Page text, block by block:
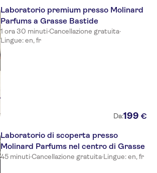
Laboratorio premium presso Molinard
Parfums a Grasse Bastide
1 ora 30 minuti·Cancellazione gratuita·
Lingue: en, fr
Da:199 €
Laboratorio di scoperta presso
Molinard Parfums nel centro di Grasse
45 minuti·Cancellazione gratuita·Lingue: en, fr